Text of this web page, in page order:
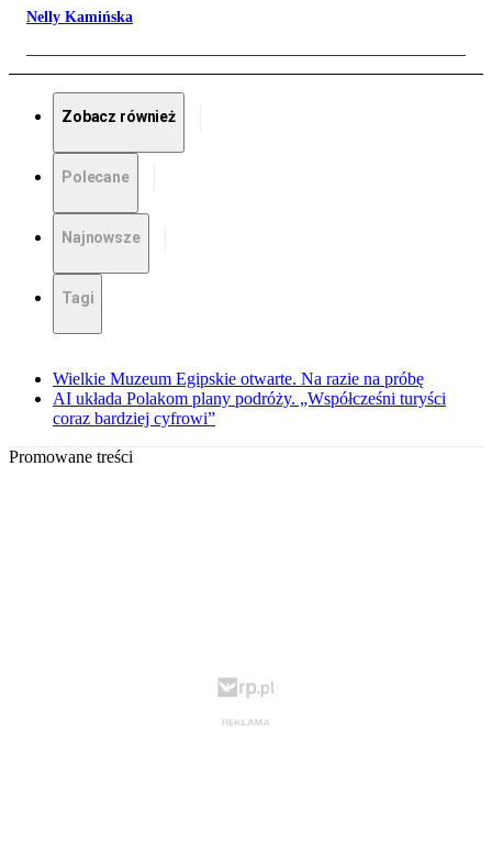
Nelly Kamińska
Zobacz również
Polecane
Najnowsze
Tagi
Wielkie Muzeum Egipskie otwarte. Na razie na próbę
AI układa Polakom plany podróży. „Współcześni turyści
coraz bardziej cyfrowi”
Promowane treści